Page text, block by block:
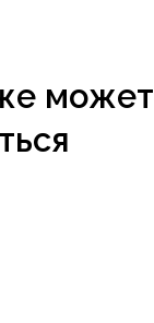
может